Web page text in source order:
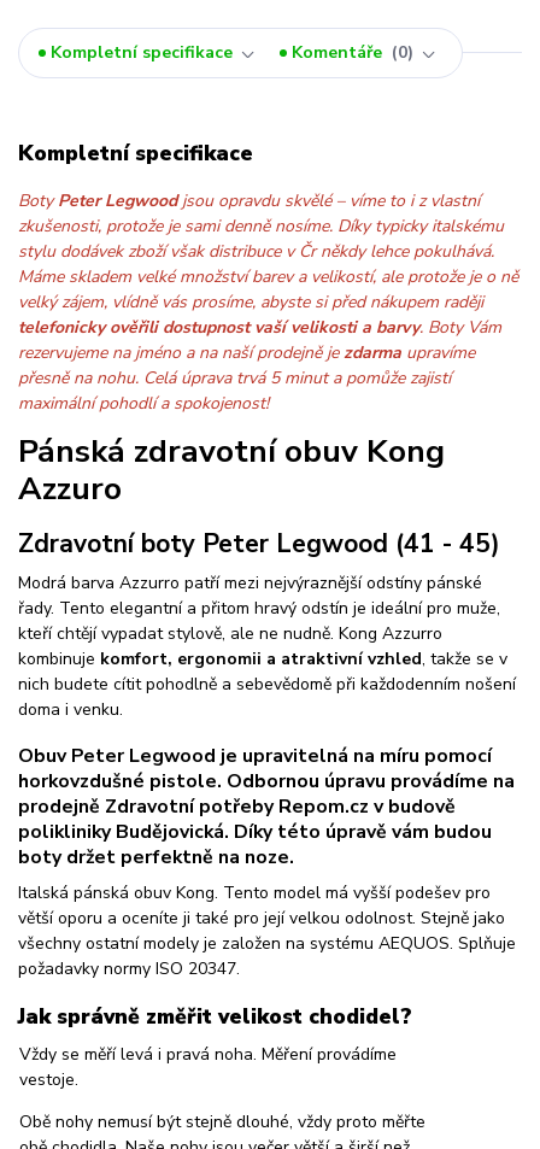
Kompletní specifikace Komentáře 0
Kompletní specifikace
BotyPeter Legwoodjsou opravdu skvělé – víme to i z vlastní
zkušenosti, protože je sami denně nosíme. Díky typicky italskému
stylu dodávek zboží však distribuce v Čr někdy lehce pokulhává.
Máme skladem velké množství barev a velikostí, ale protože je o ně
velký zájem, vlídně vás prosíme, abyste si před nákupem raději
telefonicky ověřili dostupnost vaší velikosti a barvy. Boty Vám
rezervujeme na jméno a na naší prodejně jezdarma upravíme
přesně na nohu. Celá úprava trvá 5 minut a pomůže zajistí
maximální pohodlí a spokojenost!
Pánská zdravotní obuv Kong
Azzuro
Zdravotní boty Peter Legwood (41 - 45)
Modrá barva Azzurro patří mezi nejvýraznější odstíny pánské
řady. Tento elegantní a přitom hravý odstín je ideální pro muže,
kteří chtějí vypadat stylově, ale ne nudně. Kong Azzurro
kombinuje komfort, ergonomii a atraktivní vzhled, takže se v
nich budete cítit pohodlně a sebevědomě při každodenním nošení
doma i venku.
Obuv Peter Legwood je upravitelná na míru pomocí
horkovzdušné pistole. Odbornou úpravu provádíme na
prodejně Zdravotní potřeby Repom.cz v budově
polikliniky Budějovická. Díky této úpravě vám budou
boty držet perfektně na noze.
Italská pánská obuv Kong. Tento model má vyšší podešev pro
větší oporu a oceníte ji také pro její velkou odolnost. Stejně jako
všechny ostatní modely je založen na systému AEQUOS. Splňuje
požadavky normy ISO 20347.
Jak správně změřit velikost chodidel?
Vždy se měří levá i pravá noha. Měření provádíme
vestoje.
Obě nohy nemusí být stejně dlouhé, vždy proto měřte